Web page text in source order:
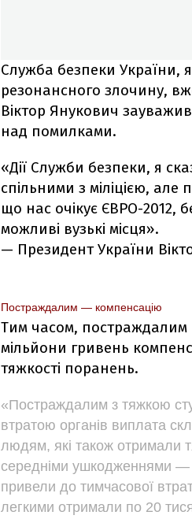
Служба безпеки України,
резонансного злочину,
Віктор Янукович
над помилками.
«Дії Служби безпеки, я
спільними з міліцією,
що нас очікує ЄВРО-2012,
можливі вузькі місця».
— Президент України
Постраждалим — компенсацію
Тим часом, постраждалим
мільйони гривень
тяжкості поранень.
«Постраждалим з тяжкою
втратою органів виплата
людям, які також отримали
середніми ушкодженнями —
привели до тимчасової
легкими отримали по 20